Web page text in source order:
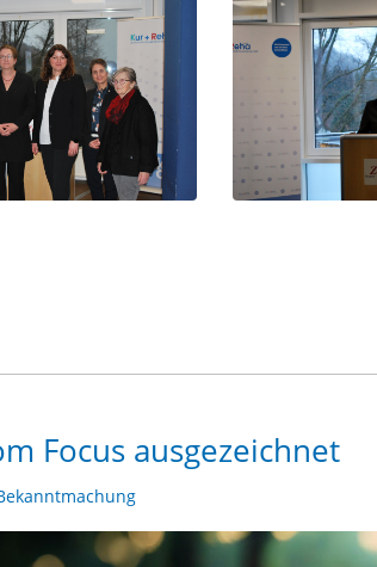
Focus ausgezeichnet